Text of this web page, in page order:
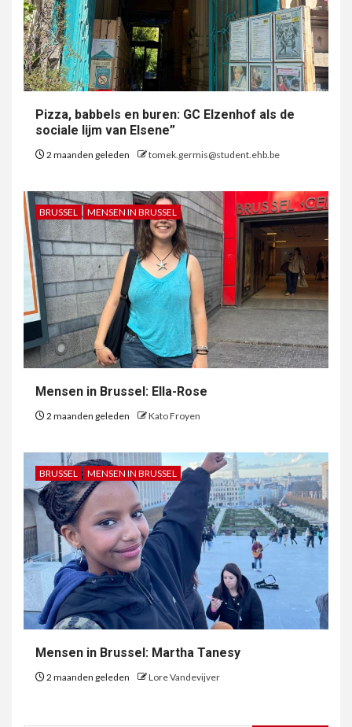
Pizza, babbels en buren: GC Elzenhof als de
sociale lijm van Elsene”
2 maanden geleden tomek.germis@student.ehb.be
BRUSSEL MENSEN IN BRUSSEL
Mensen in Brussel: Ella-Rose
2 maanden geleden Kato Froyen
BRUSSEL MENSEN IN BRUSSEL
Mensen in Brussel: Martha Tanesy
2 maanden geleden Lore Vandevijver